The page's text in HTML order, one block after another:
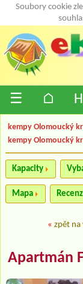
Soubory cookie
☰ ⌂
kempy Olomoucký
kempy Olomoucký
Kapacity
Mapa
« zpět na
Apartmán